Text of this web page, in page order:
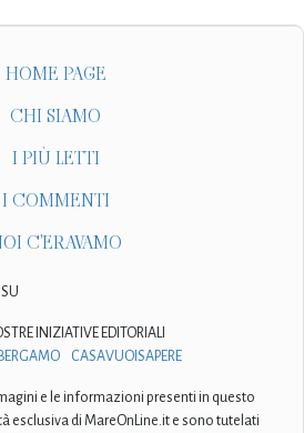
HOME PAGE
CHI SIAMO
I PIÙ LETTI
I COMMENTI
C'ERAVAMO
INIZIATIVE EDITORIALI
CASAVUOISAPERE
e le informazioni presenti in questo
esclusiva di MareOnLine.it e sono tutelati